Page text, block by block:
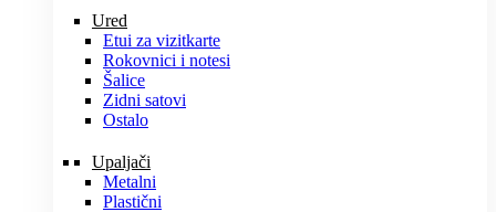
Ured
Etui za vizitkarte
Rokovnici i notesi
Šalice
Zidni satovi
Ostalo
Upaljači
Metalni
Plastični